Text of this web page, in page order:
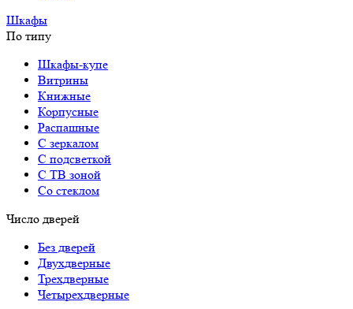
Шкафы
По типу
Шкафы-купе
Витрины
Книжные
Корпусные
Распашные
С зеркалом
С подсветкой
С ТВ зоной
Со стеклом
Число дверей
Без дверей
Двухдверные
Трехдверные
Четырехдверные